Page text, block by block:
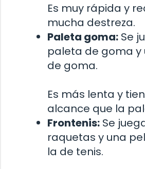
Es muy rápida y
mucha destreza.
Paleta goma: Se
paleta de goma y
de goma.
Es más lenta y
alcance que la
Frontenis: Se
raquetas y una
la de tenis.